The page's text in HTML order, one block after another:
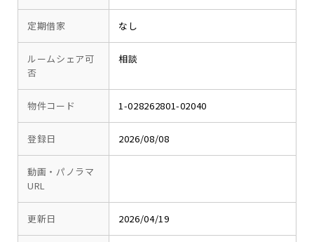
定期借家 なし
ルームシェア可
否
相談
物件コード 1-028262801-02040
登録日 2026/08/08
動画・パノラマ
URL
更新日 2026/04/19